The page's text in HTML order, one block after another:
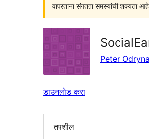
वापरताना संगतता समस्यांची शक्यता
Peter Odryna
डाउनलोड करा
तपशील